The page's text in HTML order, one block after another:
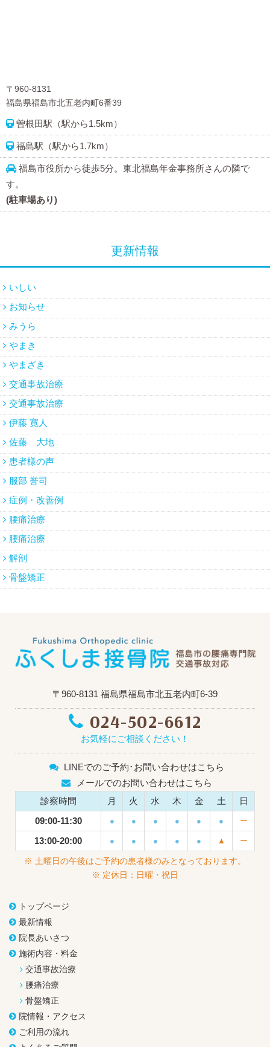
〒960-8131
福島県福島市北五老内町6番39
曽根田駅（駅から1.5km）
福島駅（駅から1.7km）
福島市役所から徒歩5分。東北福島年金事務所さんの隣で
す。
(駐車場あり)
更新情報
いしい
お知らせ
みうら
やまき
やまざき
交通事故治療
交通事故治療
伊藤 寛人
佐藤 大地
患者様の声
服部 誉司
症例・改善例
腰痛治療
腰痛治療
解剖
骨盤矯正
〒960-8131 福島県福島市北五老内町6-39
024-502-6612
お気軽にご相談ください！
LINEでのご予約･お問い合わせはこちら
メールでのお問い合わせはこちら
診察時間
月 火 水 木 金 土
日
09:00-11:30
● ● ● ● ● ● ー
13:00-20:00 ● ● ● ● ● ▲ ー
※ 土曜日の午後はご予約の患者様のみとなっております。
※ 定休日：日曜・祝日
トップページ
最新情報
院長あいさつ
施術内容・料金
交通事故治療
腰痛治療
骨盤矯正
院情報・アクセス
ご利用の流れ